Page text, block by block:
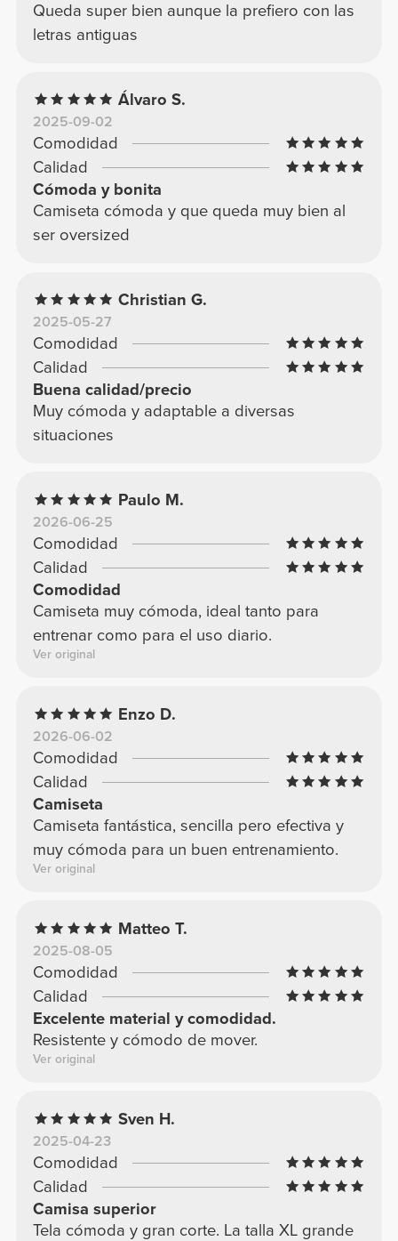
Queda super bien aunque la prefiero con las
letras antiguas
Álvaro S.
2025-09-02
Comodidad
Calidad
Cómoda y bonita
Camiseta cómoda y que queda muy bien al
ser oversized
Christian G.
2025-05-27
Comodidad
Calidad
Buena calidad/precio
Muy cómoda y adaptable a diversas
situaciones
Paulo M.
2026-06-25
Comodidad
Calidad
Comodidad
Camiseta muy cómoda, ideal tanto para
entrenar como para el uso diario.
Ver original
Enzo D.
2026-06-02
Comodidad
Calidad
Camiseta
Camiseta fantástica, sencilla pero efectiva y
muy cómoda para un buen entrenamiento.
Ver original
Matteo T.
2025-08-05
Comodidad
Calidad
Excelente material y comodidad.
Resistente y cómodo de mover.
Ver original
Sven H.
2025-04-23
Comodidad
Calidad
Camisa superior
Tela cómoda y gran corte. La talla XL grande